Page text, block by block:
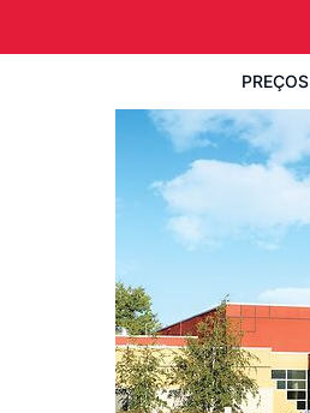
PREÇOS